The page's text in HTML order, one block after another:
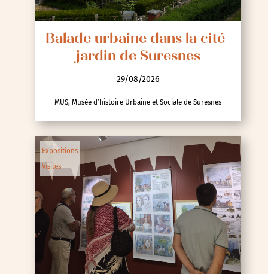
Balade urbaine dans la cité-
jardin de Suresnes
29/08/2026
MUS, Musée d’histoire Urbaine et Sociale de Suresnes
Expositions
Visites